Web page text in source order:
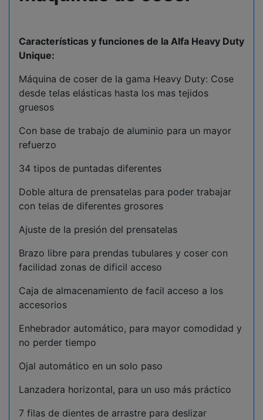
Características y funciones de la Alfa Heavy Duty
Unique:
Máquina de coser de la gama Heavy Duty: Cose
desde telas elásticas hasta los mas tejidos
gruesos
Con base de trabajo de aluminio para un mayor
refuerzo
34 tipos de puntadas diferentes
Doble altura de prensatelas para poder trabajar
con telas de diferentes grosores
Ajuste de la presión del prensatelas
Brazo libre para prendas tubulares y coser con
facilidad zonas de dificil acceso
Caja de almacenamiento de facil acceso a los
accesorios
Enhebrador automático, para mayor comodidad y
no perder tiempo
Ojal automático en un solo paso
Lanzadera horizontal, para un uso más práctico
7 filas de dientes de arrastre para deslizar